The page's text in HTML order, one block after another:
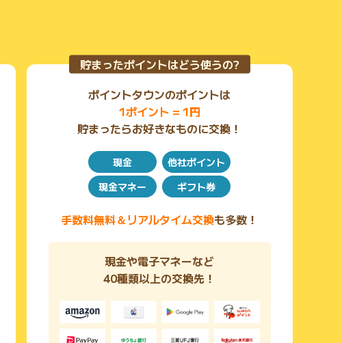
貯まったポイントはどう使うの?
ポイントタウンのポイントは
1ポイント = 1円
貯まったらお好きなものに交換！
現金
他社ポイント
現金マネー
ギフト券
手数料無料＆リアルタイム交換も多数！
現金や電子マネーなど
40種類以上の交換先！